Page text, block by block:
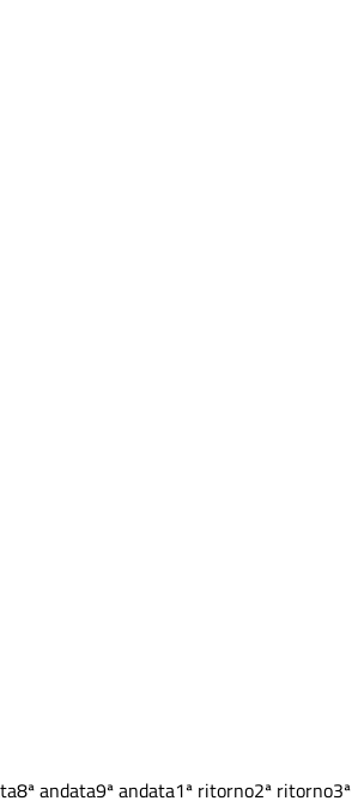
8ª andata9ª andata1ª ritorno2ª ritorno3ª